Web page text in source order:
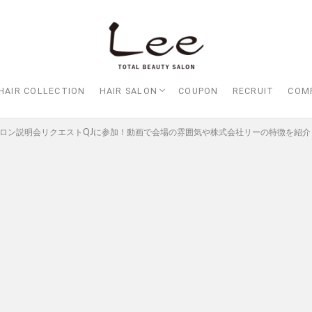
COLLECTION HAIR SALON
Lee大阪店
Lee梅田店
Lee京橋店
Lee堀江店
Lee四ツ橋店
Lee天王寺店
Lee上新庄Vita店
Lee東三国店
Lee布施店
Lee枚方店
HARBOR （ハーバー）
Lee尼崎店
Lee甲子園店
COUPON RECRUIT
ン説明会リクエストQJに参加！動画で会場の雰囲気や株式会社リーの特徴を紹介